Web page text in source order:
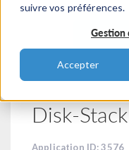
suivre vos préférences.
Gestion
Accepter
Disk-
Application ID: 3576